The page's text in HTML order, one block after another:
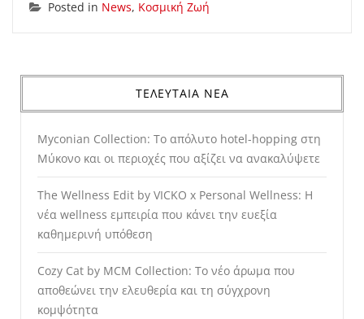
Posted in News, Κοσμική Ζωή
ΤΕΛΕΥΤΑΙΑ ΝΕΑ
Myconian Collection: Το απόλυτο hotel-hopping στη
Μύκονο και οι περιοχές που αξίζει να ανακαλύψετε
The Wellness Edit by VICKO x Personal Wellness: Η
νέα wellness εμπειρία που κάνει την ευεξία
καθημερινή υπόθεση
Cozy Cat by MCM Collection: Το νέο άρωμα που
αποθεώνει την ελευθερία και τη σύγχρονη
κομψότητα